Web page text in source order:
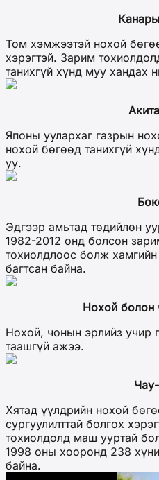
Том хэмжээтэй нохой
хэрэгтэй. Зарим
танихгүй хүнд муу хандах
Японы уулархаг газрын
нохой бөгөөд танихгүй
уу.
Эдгээр амьтад төдийлөн
1982-2012 онд болсон
тохиолдлоос болж
багтсан байна.
Нохой болон
Нохой, чонын эрлийз учир
таашгүй ажээ.
Хятад үүлдрийн нохой
сургуулилттай болгох
тохиолдолд маш ууртай
1998 оны хооронд 238
байна.